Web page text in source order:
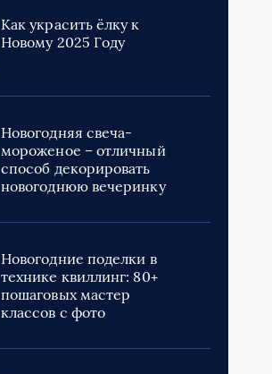
Как украсить ёлку к
Новому 2025 Году
Новогодняя свеча-
мороженое – отличный
способ декорировать
новогоднюю вечеринку
Новогодние поделки в
технике квиллинг: 80+
пошаговых мастер
классов с фото